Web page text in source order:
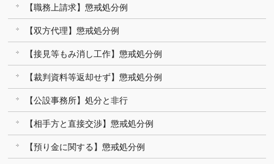
【職務上請求】懲戒処分例
【双方代理】懲戒処分例
【接見等もみ消し工作】懲戒処分例
【裁判資料等返却せず】懲戒処分例
【公設事務所】処分と非行
【相手方と直接交渉】懲戒処分例
【預り金に関する】懲戒処分例